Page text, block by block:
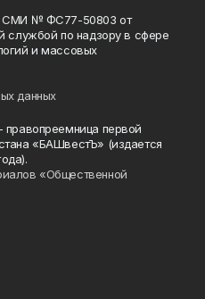
СМИ № ФС77-50803 от
службой по надзору в сфере
и массовых
данных
правопреемница первой
«БАШвестЪ» (издается
«Общественной